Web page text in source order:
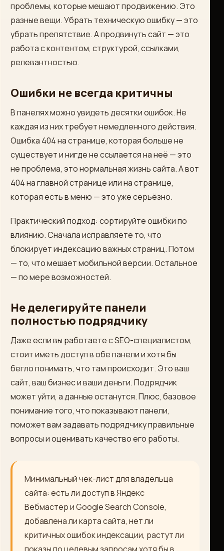
проблемы, которые мешают продвижению. Это
разные вещи. Убрать техническую ошибку — это
убрать препятствие. А продвинуть сайт — это
работа с контентом, структурой, ссылками,
релевантностью.
Ошибки не всегда критичны
В панелях можно увидеть десятки ошибок. Не
каждая из них требует немедленного действия.
Ошибка 404 на странице, которая больше не
существует и нигде не ссылается на неё — это
не проблема, это нормальная жизнь сайта. А вот
404 на главной странице или на странице,
которая есть в меню — это уже серьёзно.
Практический подход: сортируйте ошибки по
влиянию. Сначала исправляете то, что
блокирует индексацию важных страниц. Потом
— то, что мешает мобильной версии. Остальное
— по мере возможностей.
Не делегируйте панели
полностью подрядчику
Даже если вы работаете с SEO-специалистом,
стоит иметь доступ в обе панели и хотя бы
бегло понимать, что там происходит. Это ваш
сайт, ваш бизнес и ваши деньги. Подрядчик
может уйти, а данные останутся. Плюс, базовое
понимание того, что показывают панели,
поможет вам задавать подрядчику правильные
вопросы и оценивать качество его работы.
Минимальный чек-лист для владельца
сайта: есть ли доступ в Яндекс
Вебмастер и Google Search Console,
добавлена ли карта сайта, нет ли
критичных ошибок индексации, растут ли